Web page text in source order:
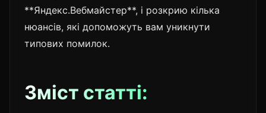
**Яндекс.Вебмайстер**, і розкрию кілька
нюансів, які допоможуть вам уникнути
типових помилок.
Зміст статті: